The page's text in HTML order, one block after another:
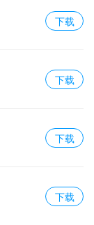
下载
下载
下载
下载